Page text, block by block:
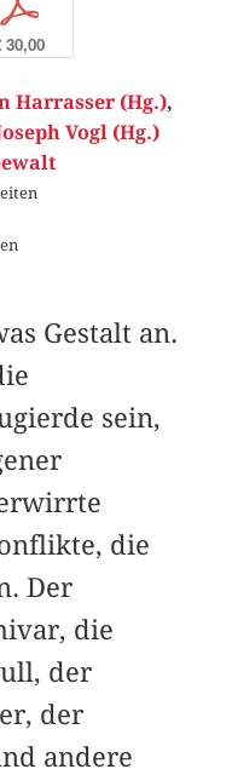
p
30,00
Harrasser (Hg.),
Vogl (Hg.)
Gestalt an.
sein,
die
Der
die
der
der
andere